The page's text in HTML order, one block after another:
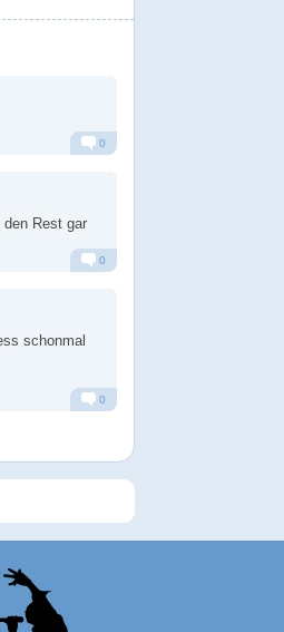
0
Rest gar
0
schonmal
0
Speichern